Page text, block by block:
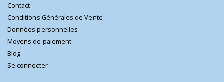
Contact
Conditions Générales de Vente
Données personnelles
Moyens de paiement
Blog
Se connecter